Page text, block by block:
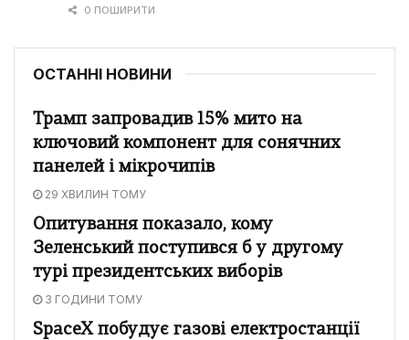
0 ПОШИРИТИ
ОСТАННІ НОВИНИ
Трамп запровадив 15% мито на
ключовий компонент для сонячних
панелей і мікрочипів
29 ХВИЛИН ТОМУ
Опитування показало, кому
Зеленський поступився б у другому
турі президентських виборів
3 ГОДИНИ ТОМУ
SpaceX побудує газові електростанції